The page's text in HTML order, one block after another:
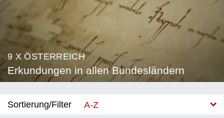
9 X ÖSTERREICH
Erkundungen in allen Bundesländern
Sortierung/Filter
A-Z